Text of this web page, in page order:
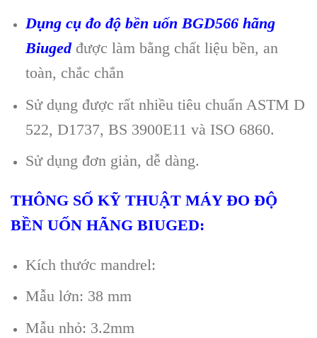
Dụng cụ đo độ bền uốn BGD566 hãng
Biugedđược làm bằng chất liệu bền, an
toàn, chắc chắn
Sử dụng được rất nhiều tiêu chuẩn ASTM D
522, D1737, BS 3900E11 và ISO 6860.
Sử dụng đơn giản, dễ dàng.
THÔNG SỐ KỸ THUẬT MÁY ĐO ĐỘ
BỀN UỐN HÃNG BIUGED:
Kích thước mandrel:
Mẫu lớn: 38 mm
Mẫu nhỏ: 3.2mm